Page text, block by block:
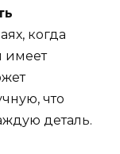
когда
имеет
что
деталь.